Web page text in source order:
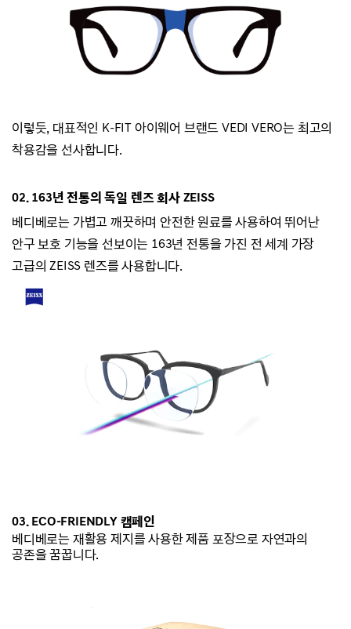
이렇듯, 대표적인 K-FIT 아이웨어 브랜드VEDI VERO는 최고의
착용감을 선사합니다.
02. 163년 전통의 독일 렌즈 회사 ZEISS
베디베로는 가볍고 깨끗하며 안전한 원료를 사용하여 뛰어난
안구 보호 기능을 선보이는 163년 전통을 가진 전 세계 가장
고급의 ZEISS 렌즈를 사용합니다.
03. ECO-FRIENDLY 캠페인
베디베로는 재활용 제지를 사용한 제품 포장으로 자연과의
공존을 꿈꿉니다.